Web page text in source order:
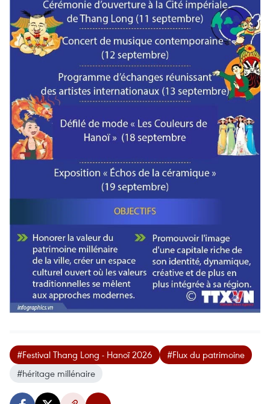
#Festival Thang Long - Hanoï 2026
#Flux du patrimoine
#héritage millénaire